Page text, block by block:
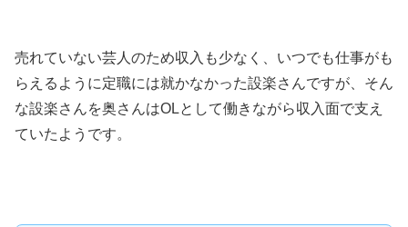
売れていない芸人のため収入も少なく、いつでも仕事がも
らえるように定職には就かなかった設楽さんですが、そん
な設楽さんを奥さんはOLとして働きながら収入面で支え
ていたようです。